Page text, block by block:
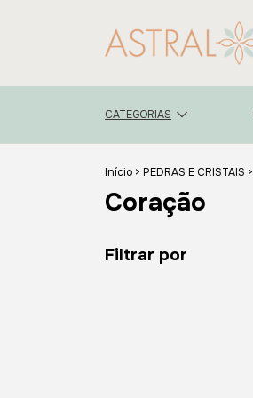
CATEGORIAS
Início > PEDRAS E CRISTAIS >
Coração
Filtrar por